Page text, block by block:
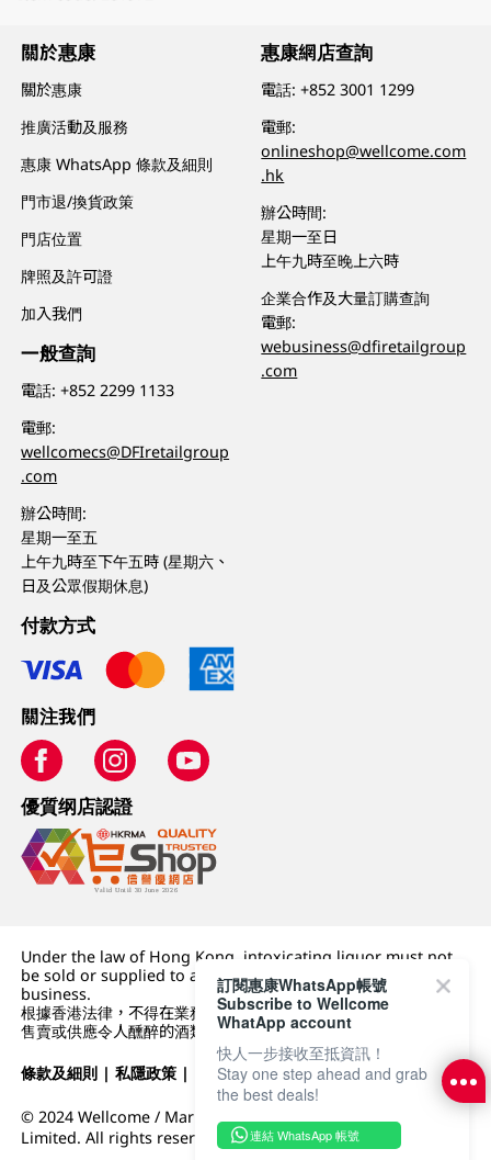
關於惠康
關於惠康
推廣活動及服務
惠康 WhatsApp 條款及細則
門市退/換貨政策
門店位置
牌照及許可證
加入我們
一般查詢
電話:+852 2299 1133
電郵:
wellcomecs@DFIretailgroup
.com
辦公時間:
星期一至五
上午九時至下午五時 (星期六、
日及公眾假期休息)
惠康網店查詢
電話:+852 3001 1299
電郵:
onlineshop@wellcome.com
.hk
辦公時間:
星期一至日
上午九時至晚上六時
企業合作及大量訂購查詢
電郵:
webusiness@dfiretailgroup
.com
付款方式
關注我們
優質纲店認證
Under the law of Hong Kong, intoxicating liquor must not
be sold or supplied to a minor (under 18) in the course of
business.
根據香港法律，不得在業務過程中，向未成年人 (18 歲以下人士)
售賣或供應令人醺醉的酒類。
條款及細則 |私隱政策 | DFI零售集團
© 2024 Wellcome / Market Place. The Dairy Farm Company
Limited. All rights reserved.
訂閱惠康WhatsApp帳號
Subscribe to Wellcome
WhatApp account
快人一步接收至抵資訊！
Stay one step ahead and grab
the best deals!
連結 WhatsApp 帳號